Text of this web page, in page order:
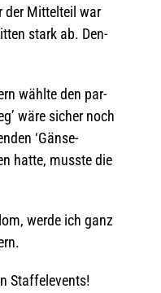
der Mit­tel­teil war
stark ab. Den­
wählte den par­
wäre sicher noch
‘Gän­se­
hatte, musste die
werde ich ganz
Staffelevents!